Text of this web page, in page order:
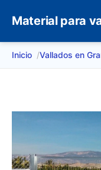
Material para
Inicio Vallados en